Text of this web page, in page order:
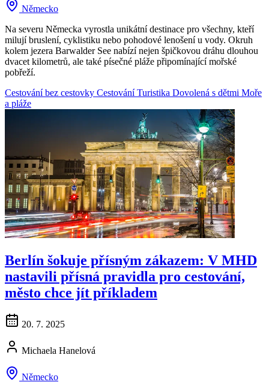
Německo
Na severu Německa vyrostla unikátní destinace pro všechny, kteří
milují bruslení, cyklistiku nebo pohodové lenošení u vody. Okruh
kolem jezera Barwalder See nabízí nejen špičkovou dráhu dlouhou
dvacet kilometrů, ale také písečné pláže připomínající mořské
pobřeží.
Cestování bez cestovky CestováníTuristika Dovolená s dětmi Moře
a pláže
Berlín šokuje přísným zákazem: V MHD
nastavili přísná pravidla pro cestování,
město chce jít příkladem
20. 7. 2025
Michaela Hanelová
Německo